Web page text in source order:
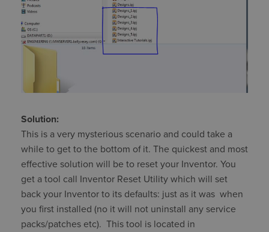
Solution:
This is a very mysterious scenario and could take a
while to get to the bottom of it. The quickest and most
effective solution will be to reset your Inventor. You
get a tool call Inventor Reset Utility which will set
back your Inventor to its defaults: just as it was when
you first installed (no it will not uninstall any service
packs/patches etc). This tool is located in